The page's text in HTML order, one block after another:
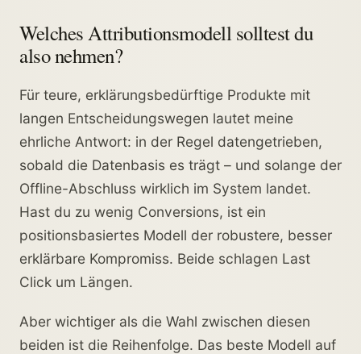
Welches Attributionsmodell solltest du
also nehmen?
Für teure, erklärungsbedürftige Produkte mit
langen Entscheidungswegen lautet meine
ehrliche Antwort: in der Regel datengetrieben,
sobald die Datenbasis es trägt – und solange der
Offline-Abschluss wirklich im System landet.
Hast du zu wenig Conversions, ist ein
positionsbasiertes Modell der robustere, besser
erklärbare Kompromiss. Beide schlagen Last
Click um Längen.
Aber wichtiger als die Wahl zwischen diesen
beiden ist die Reihenfolge. Das beste Modell auf